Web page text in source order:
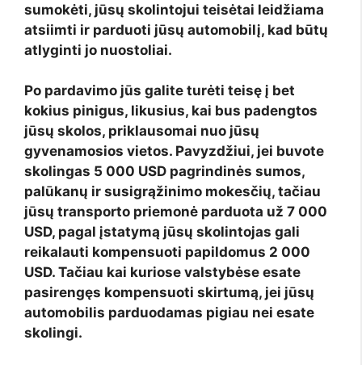
sumokėti, jūsų skolintojui teisėtai leidžiama
atsiimti ir parduoti jūsų automobilį, kad būtų
atlyginti jo nuostoliai.
Po pardavimo jūs galite turėti teisę į bet
kokius pinigus, likusius, kai bus padengtos
jūsų skolos, priklausomai nuo jūsų
gyvenamosios vietos. Pavyzdžiui, jei buvote
skolingas 5 000 USD pagrindinės sumos,
palūkanų ir susigrąžinimo mokesčių, tačiau
jūsų transporto priemonė parduota už 7 000
USD, pagal įstatymą jūsų skolintojas gali
reikalauti kompensuoti papildomus 2 000
USD. Tačiau kai kuriose valstybėse esate
pasirengęs kompensuoti skirtumą, jei jūsų
automobilis parduodamas pigiau nei esate
skolingi.